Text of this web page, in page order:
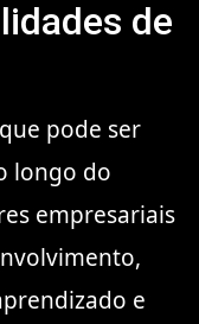
de
pode ser
longo do
empresariais
e